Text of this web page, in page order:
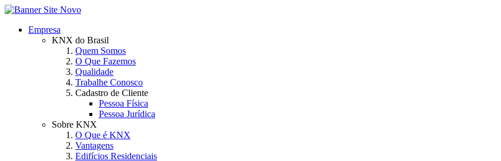
Empresa
KNX do Brasil
Quem Somos
O Que Fazemos
Qualidade
Trabalhe Conosco
Cadastro de Cliente
Pessoa Física
Pessoa Jurídica
Sobre KNX
O Que é KNX
Vantagens
Edifícios Residenciais